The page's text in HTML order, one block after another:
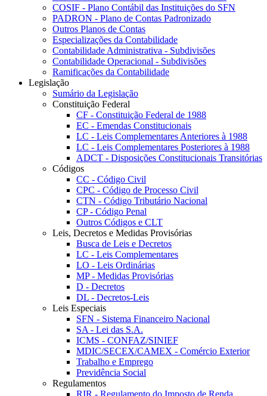
COSIF - Plano Contábil das Instituições do SFN
PADRON - Plano de Contas Padronizado
Outros Planos de Contas
Especializações da Contabilidade
Contabilidade Administrativa - Subdivisões
Contabilidade Operacional - Subdivisões
Ramificações da Contabilidade
Legislação
Sumário da Legislação
Constituição Federal
CF - Constituição Federal de 1988
EC - Emendas Constitucionais
LC - Leis Complementares Anteriores à 1988
LC - Leis Complementares Posteriores à 1988
ADCT - Disposições Constitucionais Transitórias
Códigos
CC - Código Civil
CPC - Código de Processo Civil
CTN - Código Tributário Nacional
CP - Código Penal
Outros Códigos e CLT
Leis, Decretos e Medidas Provisórias
Busca de Leis e Decretos
LC - Leis Complementares
LO - Leis Ordinárias
MP - Medidas Provisórias
D - Decretos
DL - Decretos-Leis
Leis Especiais
SFN - Sistema Financeiro Nacional
SA - Lei das S.A.
ICMS - CONFAZ/SINIEF
MDIC/SECEX/CAMEX - Comércio Exterior
Trabalho e Emprego
Previdência Social
Regulamentos
RIR - Regulamento do Imposto de Renda